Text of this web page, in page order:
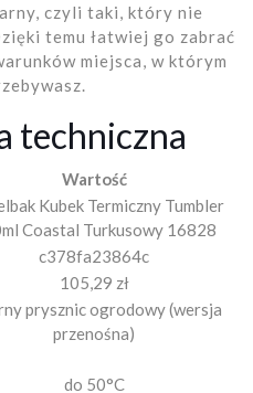
czyli taki, który nie
temu łatwiej go zabrać
miejsca, w którym
techniczna
Wartość
Kubek Termiczny Tumbler
Coastal Turkusowy 16828
c378fa23864c
105,29 zł
prysznic ogrodowy (wersja
przenośna)
do 50°C